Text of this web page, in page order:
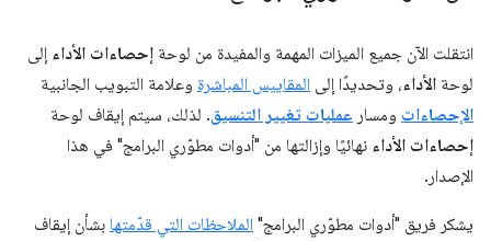
انتقلت الآن جميع الميزات المهمة والمفيدة من لوحة إحصاءات الأداء إلى
لوحة الأداء، وتحديدًا إلى المقاييس المباشرة وعلامة التبويب الجانبية
الإحصاءات ومسار عمليات تغيير التنسيق. لذلك، سيتم إيقاف لوحة
إحصاءات الأداء نهائيًا وإزالتها من "أدوات مطوّري البرامج" في هذا
الإصدار.
يشكر فريق "أدوات مطوّري البرامج" الملاحظات التي قدّمتها بشأن إيقاف